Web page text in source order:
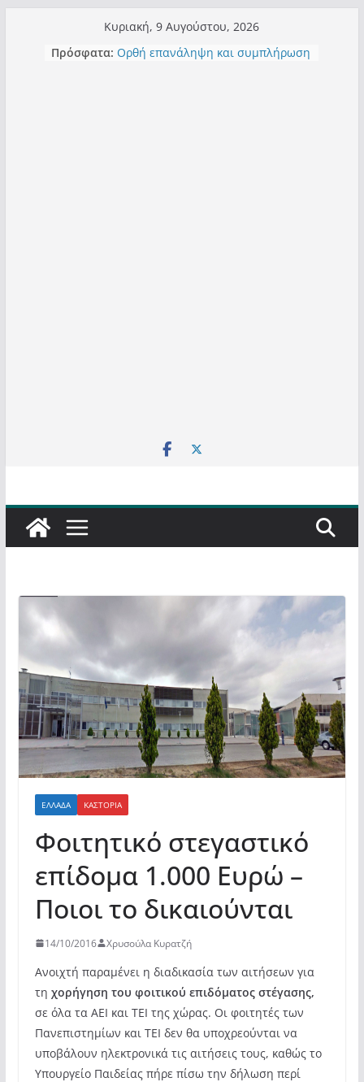
περιεχόμενο
Κυριακή, 9 Αυγούστου, 2026
Πρόσφατα: Ορθή επανάληψη και συμπλήρωση
ΕΛΛΆΔΑ ΚΑΣΤΟΡΙΆ
Φοιτητικό στεγαστικό
επίδομα 1.000 Ευρώ –
Ποιοι το δικαιούνται
14/10/2016 Χρυσούλα Κυρατζή
Ανοιχτή παραμένει η διαδικασία των αιτήσεων για
τη χορήγηση του φοιτικού επιδόματος στέγασης,
σε όλα τα ΑΕΙ και ΤΕΙ της χώρας. Οι φοιτητές των
Πανεπιστημίων και ΤΕΙ δεν θα υποχρεούνται να
υποβάλουν ηλεκτρονικά τις αιτήσεις τους, καθώς το
Υπουργείο Παιδείας πήρε πίσω την δήλωση περί